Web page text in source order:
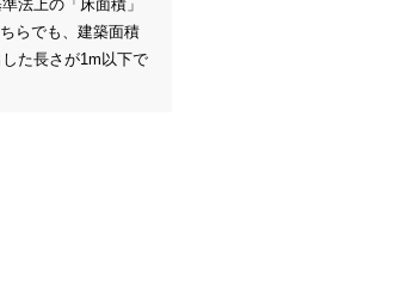
法上の「床面積」
らでも、建築面積
た長さが1m以下で